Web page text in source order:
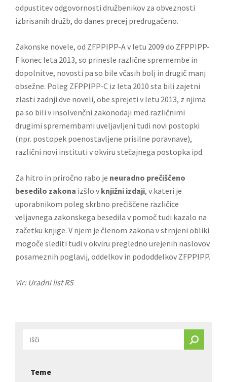
odpustitev odgovornosti družbenikov za obveznosti
izbrisanih družb, do danes precej predrugačeno.
Zakonske novele, od ZFPPIPP-A v letu 2009 do ZFPPIPP-
F konec leta 2013, so prinesle različne spremembe in
dopolnitve, novosti pa so bile včasih bolj in drugič manj
obsežne. Poleg ZFPPIPP-C iz leta 2010 sta bili zajetni
zlasti zadnji dve noveli, obe sprejeti v letu 2013, z njima
pa so bili v insolvenčni zakonodaji med različnimi
drugimi spremembami uveljavljeni tudi novi postopki
(npr. postopek poenostavljene prisilne poravnave),
različni novi instituti v okviru stečajnega postopka ipd.
Za hitro in priročno rabo je neuradno prečiščeno
besedilo zakona izšlo v knjižni izdaji, v kateri je
uporabnikom poleg skrbno prečiščene različice
veljavnega zakonskega besedila v pomoč tudi kazalo na
začetku knjige. V njem je členom zakona v strnjeni obliki
mogoče slediti tudi v okviru pregledno urejenih naslovov
posameznih poglavij, oddelkov in pododdelkov ZFPPIPP.
Vir: Uradni list RS
Teme